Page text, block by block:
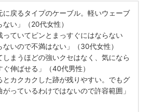
に戻るタイプのケーブル。軽いウェーブ
い」（20代女性）
っていてピンとまっすぐにはならない
いので不満はない」（30代女性）
しまうほどの強いクセはなく、気になら
伸ばせる」（40代男性）
とカクカクした跡が残りやすい。でもグ
っているわけではないので許容範囲」